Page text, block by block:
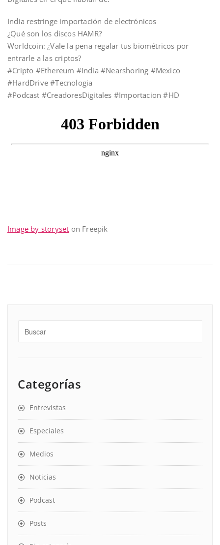
India restringe importación de electrónicos
¿Qué son los discos HAMR?
Worldcoin: ¿Vale la pena regalar tus biométricos por
entrarle a las criptos?
#Cripto #Ethereum #India #Nearshoring #Mexico
#HardDrive #Tecnologia
#Podcast #CreadoresDigitales #Importacion #HD
Image by storyset on Freepik
Categorías
Entrevistas
Especiales
Medios
Noticias
Podcast
Posts